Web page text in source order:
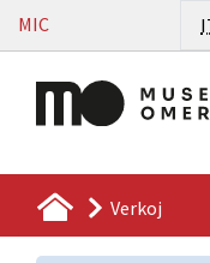
Vai al contenuto
MIC
Verkoj